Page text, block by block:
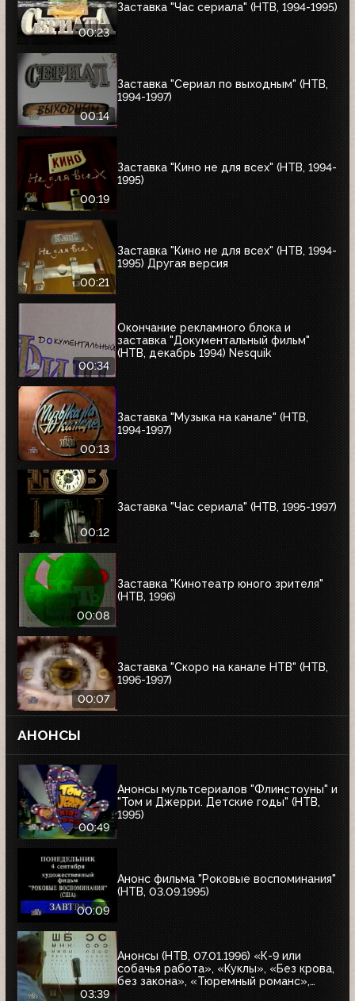
00:23
Заставка "Час сериала" (НТВ, 1994-1995)
00:14
Заставка "Сериал по выходным" (НТВ,
1994-1997)
00:19
Заставка "Кино не для всех" (НТВ, 1994-
1995)
00:21
Заставка "Кино не для всех" (НТВ, 1994-
1995) Другая версия
00:34
Окончание рекламного блока и
заставка "Документальный фильм"
(НТВ, декабрь 1994) Nesquik
00:13
Заставка "Музыка на канале" (НТВ,
1994-1997)
00:12
Заставка "Час сериала" (НТВ, 1995-1997)
00:08
Заставка "Кинотеатр юного зрителя"
(НТВ, 1996)
00:07
Заставка "Скоро на канале НТВ" (НТВ,
1996-1997)
АНОНСЫ
00:49
Анонсы мультсериалов "Флинстоуны" и
"Том и Джерри. Детские годы" (НТВ,
1995)
00:09
Анонс фильма "Роковые воспоминания"
(НТВ, 03.09.1995)
03:39
Анонсы (НТВ, 07.01.1996) «К-9 или
собачья работа», «Куклы», «Без крова,
без закона», «Тюремный романс»,